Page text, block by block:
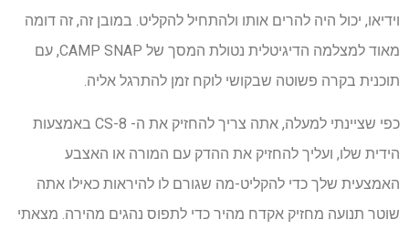
וידיאו, יכול היה להרים אותו ולהתחיל להקליט. במובן זה, זה דומה
מאוד למצלמה הדיגיטלית נטולת המסך של CAMP SNAP, עם
תוכנית בקרה פשוטה שבקושי לוקח זמן להתרגל אליה.
כפי שציינתי למעלה, אתה צריך להחזיק את ה- CS-8 באמצעות
הידית שלו, ועליך להחזיק את ההדק עם המורה או האצבע
האמצעית שלך כדי להקליט-מה שגורם לו להיראות כאילו אתה
שוטר תנועה מחזיק אקדח מהיר כדי לתפוס נהגים מהירה. מצאתי